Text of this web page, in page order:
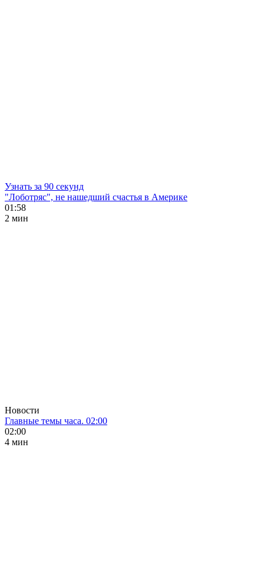
Узнать за 90 секунд
"Лоботряс", не нашедший счастья в Америке
01:58
2 мин
Новости
Главные темы часа. 02:00
02:00
4 мин